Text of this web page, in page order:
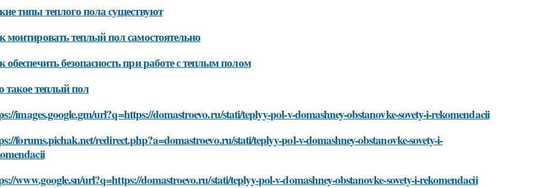
типы теплого пола существуют
монтировать теплый пол самостоятельно
обеспечить безопасность при работе с теплым полом
такое теплый пол
images.google.gm/url?q=https://domastroevo.ru/stati/teplyy-pol-v-domashney-obstanovke-sovety-i-rekomendacii
forums.pichak.net/redirect.php?a=domastroevo.ru/stati/teplyy-pol-v-domashney-obstanovke-sovety-i-
www.google.sn/url?q=https://domastroevo.ru/stati/teplyy-pol-v-domashney-obstanovke-sovety-i-rekomendacii